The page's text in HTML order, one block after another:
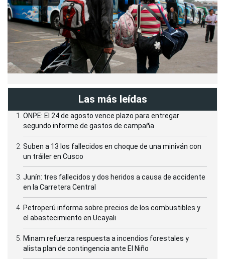
Las más leídas
ONPE: El 24 de agosto vence plazo para entregar
segundo informe de gastos de campaña
Suben a 13 los fallecidos en choque de una miniván con
un tráiler en Cusco
Junín: tres fallecidos y dos heridos a causa de accidente
en la Carretera Central
Petroperú informa sobre precios de los combustibles y
el abastecimiento en Ucayali
Minam refuerza respuesta a incendios forestales y
alista plan de contingencia ante El Niño